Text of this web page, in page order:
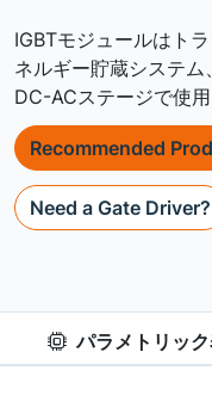
IGBTモジュールはト
ネルギー貯蔵システ
DC-ACステージで使用
Recommended
Need a Gate Driver?
パラメトリッ